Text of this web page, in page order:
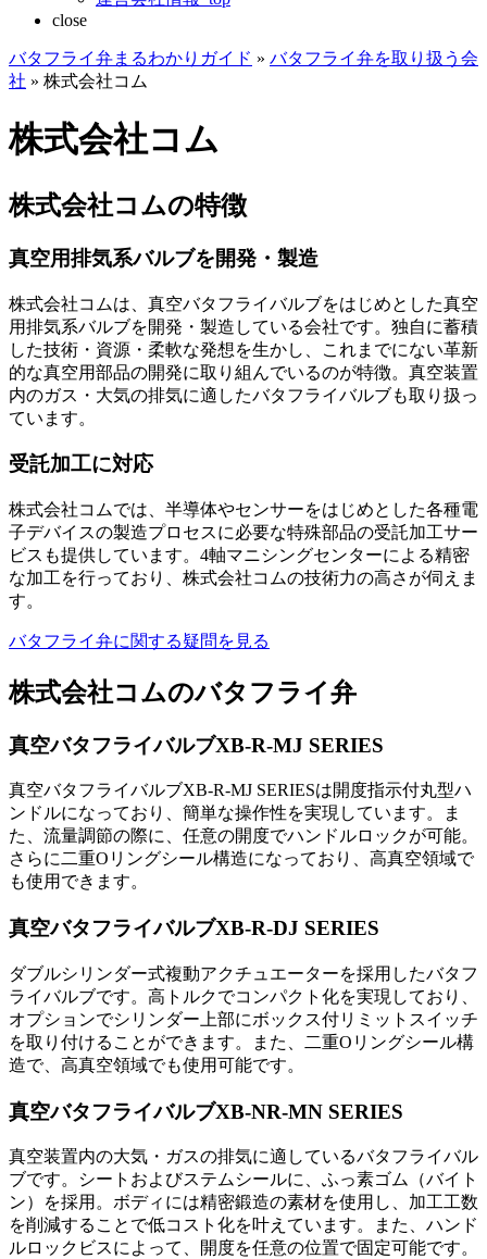
close
バタフライ弁まるわかりガイド » バタフライ弁を取り扱う会
社 » 株式会社コム
株式会社コム
株式会社コムの特徴
真空用排気系バルブを開発・製造
株式会社コムは、真空バタフライバルブをはじめとした真空
用排気系バルブを開発・製造している会社です。独自に蓄積
した技術・資源・柔軟な発想を生かし、これまでにない革新
的な真空用部品の開発に取り組んでいるのが特徴。真空装置
内のガス・大気の排気に適したバタフライバルブも取り扱っ
ています。
受託加工に対応
株式会社コムでは、半導体やセンサーをはじめとした各種電
子デバイスの製造プロセスに必要な特殊部品の受託加工サー
ビスも提供しています。4軸マニシングセンターによる精密
な加工を行っており、株式会社コムの技術力の高さが伺えま
す。
バタフライ弁に関する疑問を見る
株式会社コムのバタフライ弁
真空バタフライバルブXB-R-MJ SERIES
真空バタフライバルブXB-R-MJ SERIESは開度指示付丸型ハ
ンドルになっており、簡単な操作性を実現しています。ま
た、流量調節の際に、任意の開度でハンドルロックが可能。
さらに二重Oリングシール構造になっており、高真空領域で
も使用できます。
真空バタフライバルブXB-R-DJ SERIES
ダブルシリンダー式複動アクチュエーターを採用したバタフ
ライバルブです。高トルクでコンパクト化を実現しており、
オプションでシリンダー上部にボックス付リミットスイッチ
を取り付けることができます。また、二重Oリングシール構
造で、高真空領域でも使用可能です。
真空バタフライバルブXB-NR-MN SERIES
真空装置内の大気・ガスの排気に適しているバタフライバル
ブです。シートおよびステムシールに、ふっ素ゴム（バイト
ン）を採用。ボディには精密鍛造の素材を使用し、加工工数
を削減することで低コスト化を叶えています。また、ハンド
ルロックビスによって、開度を任意の位置で固定可能です。